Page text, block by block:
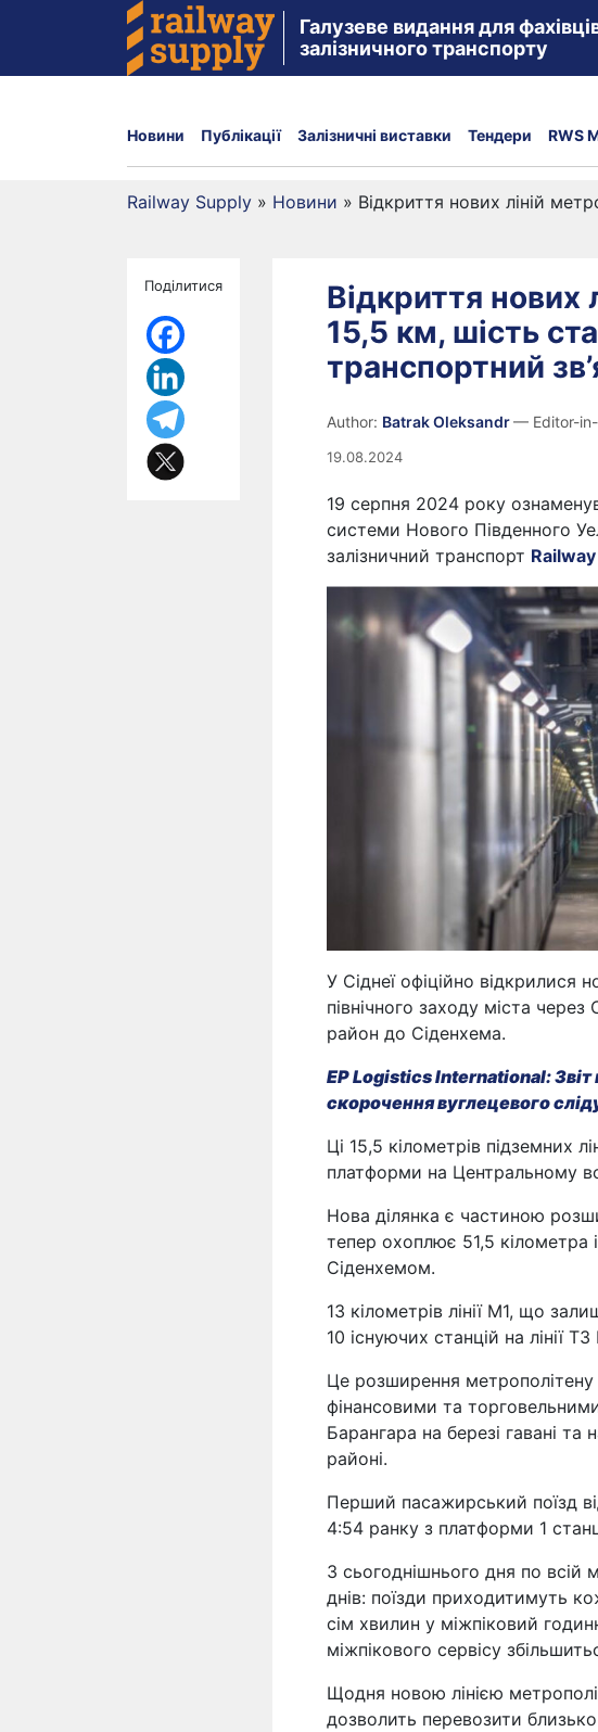
Галузеве видання для
залізничного транспорту
Новини Публікації Залізничні виставки Тендери RWS
Railway Supply » Новини » Відкриття нових ліній
Поділитися
Відкриття нових
15,5 км, шість
транспортний
Author: Batrak Oleksandr— Editor-in-
19.08.2024
19 серпня 2024 року
системи Нового Південного
залізничний транспорт
У Сіднеї офіційно відкрилися
північного заходу міста
район до Сіденхема.
EP Logistics International: Звіт
скорочення вуглецевого
Ці 15,5 кілометрів підземних
платформи на Центральному
Нова ділянка є частиною
тепер охоплює 51,5 кілометра
Сіденхемом.
13 кілометрів лінії M1, що
10 існуючих станцій на лінії
Це розширення
фінансовими та
Барангара на березі гавані
районі.
Перший пасажирський поїзд
4:54 ранку з платформи 1
З сьогоднішнього дня по всій
днів: поїзди приходитимуть
сім хвилин у міжпіковий
міжпікового сервісу
Щодня новою лінією
дозволить перевозити